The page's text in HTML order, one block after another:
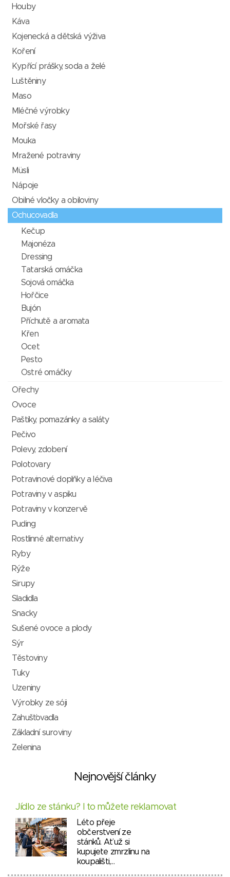
Houby
Káva
Kojenecká a dětská výživa
Koření
Kypřící prášky, soda a želé
Luštěniny
Maso
Mléčné výrobky
Mořské řasy
Mouka
Mražené potraviny
Müsli
Nápoje
Obilné vločky a obiloviny
Ochucovadla
Kečup
Majonéza
Dressing
Tatarská omáčka
Sojová omáčka
Hořčice
Bujón
Příchutě a aromata
Křen
Ocet
Pesto
Ostré omáčky
Ořechy
Ovoce
Paštiky, pomazánky a saláty
Pečivo
Polevy, zdobení
Polotovary
Potravinové doplňky a léčiva
Potraviny v aspiku
Potraviny v konzervě
Puding
Rostlinné alternativy
Ryby
Rýže
Sirupy
Sladidla
Snacky
Sušené ovoce a plody
Sýr
Těstoviny
Tuky
Uzeniny
Výrobky ze sóji
Zahušťovadla
Základní suroviny
Zelenina
Nejnovější články
Jídlo ze stánku? I to můžete reklamovat
Léto přeje
občerstvení ze
stánků. Ať už si
kupujete zmrzlinu na
koupališti,…